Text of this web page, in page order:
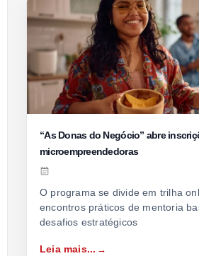
“As Donas do Negócio” abre
microempreendedoras
O programa se divide em trilha
encontros práticos de mentoria
desafios estratégicos
Leia mais...